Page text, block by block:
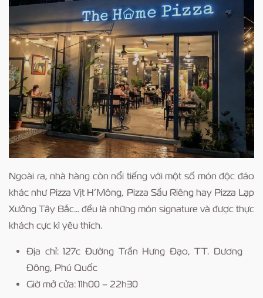
Ngoài ra, nhà hàng còn nổi tiếng với một số món độc đáo
khác như Pizza Vịt H’Mông, Pizza Sầu Riêng hay Pizza Lạp
Xưởng Tây Bắc… đều là những món signature và được thực
khách cực kì yêu thích.
Địa chỉ: 127c Đường Trần Hưng Đạo, TT. Dương
Đông, Phú Quốc
Giờ mở cửa: 11h00 – 22h30